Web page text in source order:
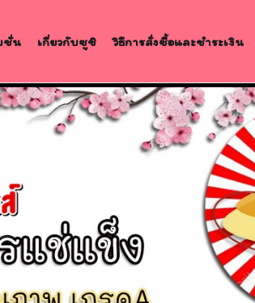
ชั่น เกี่ยวกับซูชิ วิธีการสั่งซื้อและชำระเงิน